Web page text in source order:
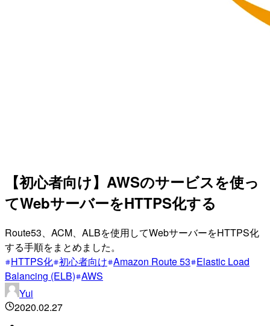
【初心者向け】AWSのサービスを使っ
てWebサーバーをHTTPS化する
Route53、ACM、ALBを使用してWebサーバーをHTTPS化
する手順をまとめました。
HTTPS化 初心者向け Amazon Route 53 Elastic Load
Balancing (ELB) AWS
Yui
2020.02.27